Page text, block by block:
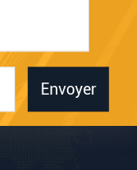
Envoyer